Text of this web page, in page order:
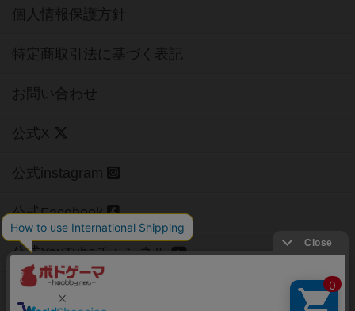
個人情報保護方針
特定商取引法に基づく表記
お問い合わせ
公式X
公式instagram
公式Facebook
公式YouTubeチャンネル